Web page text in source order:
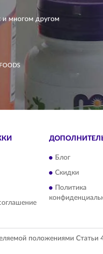
и многом другом
Блог
Скидки
Политика
положениями Статьи